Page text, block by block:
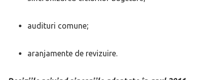
audituri comune;
aranjamente de revizuire.